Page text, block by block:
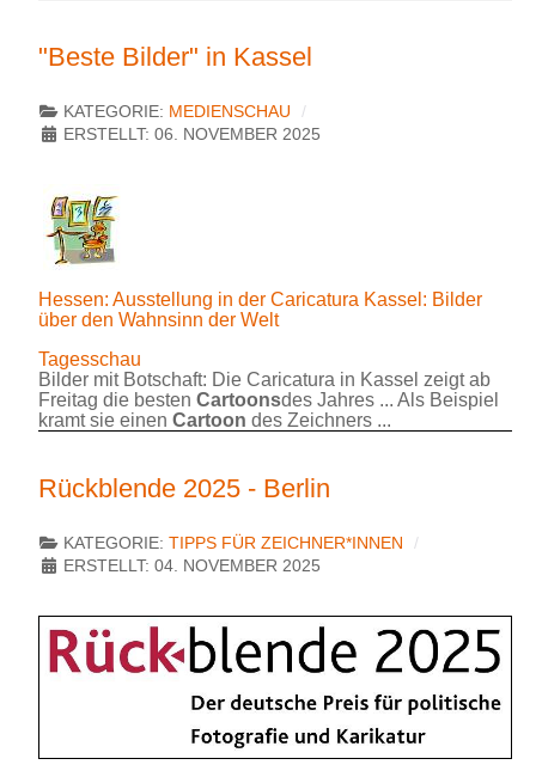
"Beste Bilder" in Kassel
KATEGORIE: MEDIENSCHAU
ERSTELLT: 06. NOVEMBER 2025
Hessen: Ausstellung in der Caricatura Kassel: Bilder
über den Wahnsinn der Welt
Tagesschau
Bilder mit Botschaft: Die Caricatura in Kassel zeigt ab
Freitag die besten Cartoonsdes Jahres ... Als Beispiel
kramt sie einen Cartoon des Zeichners ...
Rückblende 2025 - Berlin
KATEGORIE: TIPPS FÜR ZEICHNER*INNEN
ERSTELLT: 04. NOVEMBER 2025